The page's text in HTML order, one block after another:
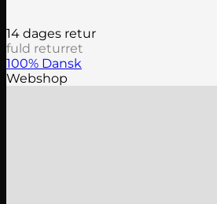
14 dages retur
fuld returret
100% Dansk
Webshop